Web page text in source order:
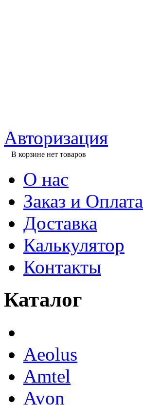
Авторизация
В корзине нет товаров
О нас
Заказ и Оплата
Доставка
Калькулятор
Контакты
Каталог
Aeolus
Amtel
Avon